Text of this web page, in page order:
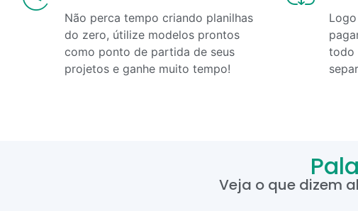
Não perca tempo criando planilhas
do zero, útilize modelos prontos
como ponto de partida de seus
projetos e ganhe muito tempo!
todo
Veja o que dizem